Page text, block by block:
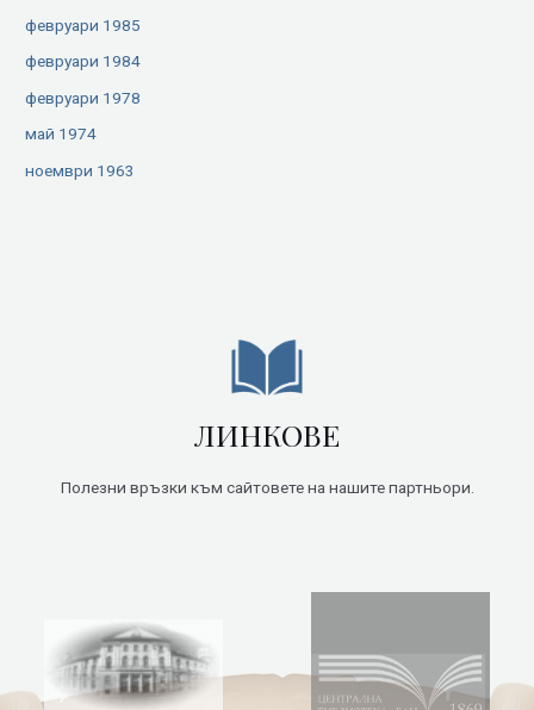
февруари 1985
февруари 1984
февруари 1978
май 1974
ноември 1963
ЛИНКОВЕ
Полезни връзки към сайтовете на нашите партньори.